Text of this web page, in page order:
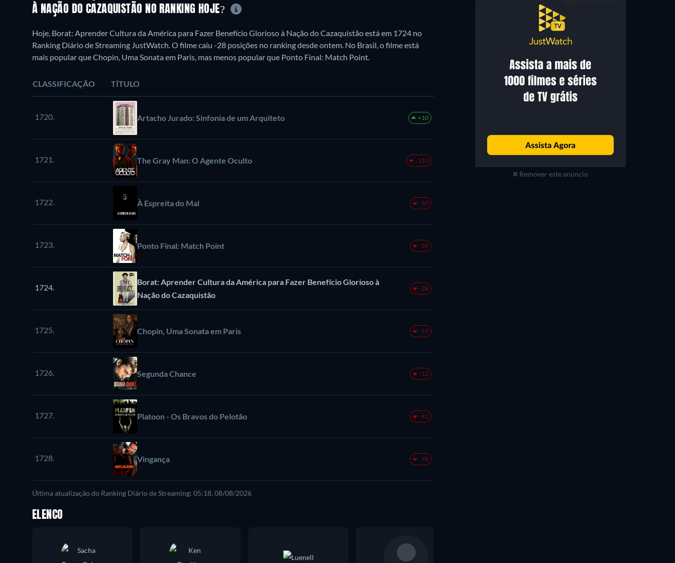
Remover este anúncio
À NAÇÃO DO CAZAQUISTÃO NO RANKING HOJE?
Hoje, Borat: Aprender Cultura da América para Fazer Benefício Glorioso à Nação do Cazaquistão está em 1724 no
Ranking Diário de Streaming JustWatch. O filme caiu -28 posições no ranking desde ontem. No Brasil, o filme está
mais popular que Chopin, Uma Sonata em Paris, mas menos popular que Ponto Final: Match Point.
CLASSIFICAÇÃO TÍTULO
1720. Artacho Jurado: Sinfonia de um Arquiteto +10
1721. The Gray Man: O Agente Oculto -110
1722. À Espreita do Mal -50
1723. Ponto Final: Match Point -50
1724.
Borat: Aprender Cultura da América para Fazer Benefício Glorioso à
Nação do Cazaquistão
-28
1725. Chopin, Uma Sonata em Paris -57
1726. Segunda Chance -12
1727. Platoon - Os Bravos do Pelotão -41
1728. Vingança -76
Última atualização do Ranking Diário de Streaming: 05:18, 08/08/2026
ELENCO